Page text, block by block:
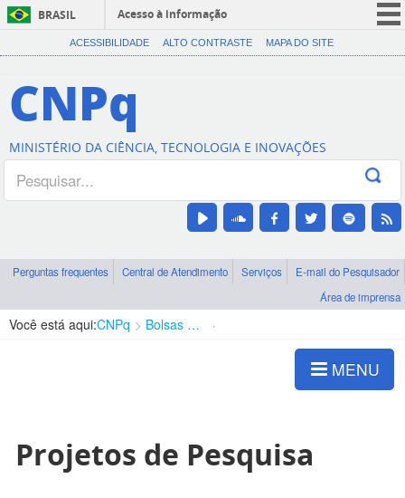
BRASIL
Acesso à informação
CORONAVÍRUS (COVID-19)
Canais
ACESSIBILIDADE ALTO CONTRASTE MAPA DO SITE
CNPq
MINISTÉRIO DA CIÊNCIA, TECNOLOGIA E INOVAÇÕES
Perguntas frequentes Central de Atendimento Serviços
E-mail do Pesquisador
Área de imprensa
Você está aqui:CNPq Bolsas e Auxílios Vigentes
MENU
Projetos de Pesquisa